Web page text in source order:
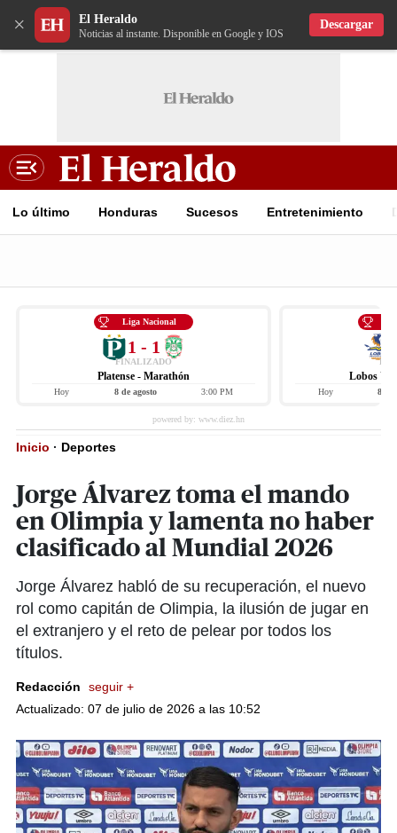
× El Heraldo
Noticias al instante. Disponible en Google y IOS
Descargar
Lo último Honduras Sucesos Entretenimiento
Liga Nacional
1 - 1
FINALIZADO
Platense - Marathón
Hoy 8 de agosto 3:00 PM
Lobos
Hoy 8 de
Inicio · Deportes
Jorge Álvarez toma el mando
en Olimpia y lamenta no haber
clasificado al Mundial 2026
Jorge Álvarez habló de su recuperación, el nuevo
rol como capitán de Olimpia, la ilusión de jugar en
el extranjero y el reto de pelear por todos los
títulos.
Redacción
seguir +
Actualizado: 07 de julio de 2026 a las 10:52